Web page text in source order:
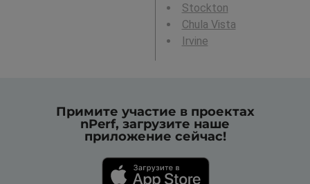
Stockton
Chula Vista
Irvine
Примите участие в проектах
nPerf, загрузите наше
приложение сейчас!